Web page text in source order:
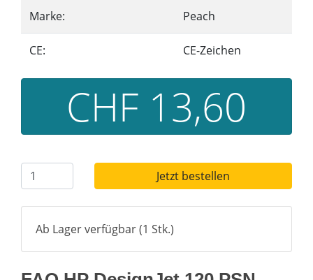
Marke: Peach
CE: CE-Zeichen
CHF 13,60
Jetzt bestellen
Ab Lager verfügbar (1 Stk.)